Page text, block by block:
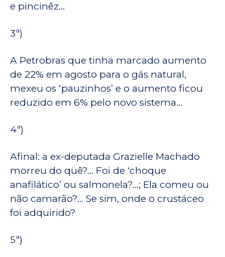
e pincinêz…
3ª)
A Petrobras que tinha marcado aumento
de 22% em agosto para o gás natural,
mexeu os ‘pauzinhos’ e o aumento ficou
reduzido em 6% pelo novo sistema…
4ª)
Afinal: a ex-deputada Grazielle Machado
morreu do quê?… Foi de ‘choque
anafilático’ ou salmonela?…; Ela comeu ou
não camarão?… Se sim, onde o crustáceo
foi adquirido?
5ª)